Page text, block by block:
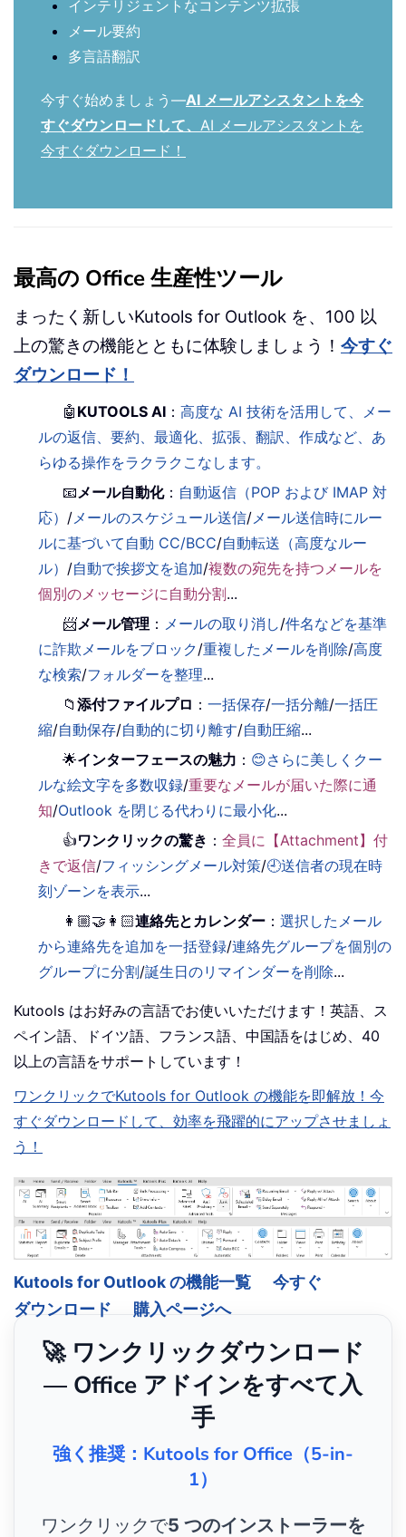
インテリジェントなコンテンツ拡張
メール要約
多言語翻訳
今すぐ始めましょう—AI メールアシスタントを今
すぐダウンロードして、 AI メールアシスタントを
今すぐダウンロード！
最高の Office 生産性ツール
まったく新しいKutools for Outlook を、100 以
上の驚きの機能とともに体験しましょう！ 今すぐ
ダウンロード！
🤖 KUTOOLS AI ：高度な AI 技術を活用して、メー
ルの返信、要約、最適化、拡張、翻訳、作成など、あ
らゆる操作をラクラクこなします。
📧 メール自動化： 自動返信（POP および IMAP 対
応） / メールのスケジュール送信/ メール送信時にルー
ルに基づいて自動 CC/BCC/自動転送（高度なルー
ル） /自動で挨拶文を追加/複数の宛先を持つメールを
個別のメッセージに自動分割...
📨メール管理 ： メールの取り消し/件名などを基準
に詐欺メールをブロック/重複したメールを削除/高度
な検索/フォルダーを整理...
📁添付ファイルプロ ：一括保存/一括分離/一括圧
縮/自動保存/自動的に切り離す/自動圧縮...
🌟インターフェースの魅力 ： 😊さらに美しくクー
ルな絵文字を多数収録/重要なメールが届いた際に通
知/Outlook を閉じる代わりに最小化...
👍ワンクリックの驚き ：全員に【Attachment】付
きで返信/フィッシングメール対策/🕘送信者の現在時
刻ゾーンを表示...
👩🏼‍🤝‍👩🏻連絡先とカレンダー ：選択したメール
から連絡先を追加を一括登録/連絡先グループを個別の
グループに分割/誕生日のリマインダーを削除...
Kutools はお好みの言語でお使いいただけます！英語、ス
ペイン語、ドイツ語、フランス語、中国語をはじめ、40
以上の言語をサポートしています！
ワンクリックでKutools for Outlook の機能を即解放！今
すぐダウンロードして、効率を飛躍的にアップさせましょ
う！
Kutools for Outlook の機能一覧
今すぐ
ダウンロード
購入ページへ
🚀 ワンクリックダウンロード
— Office アドインをすべて入
手
強く推奨：Kutools for Office（5-in-
1）
ワンクリックで5 つのインストーラーを